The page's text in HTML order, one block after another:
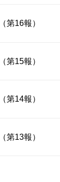
第16報）
第15報）
第14報）
第13報）